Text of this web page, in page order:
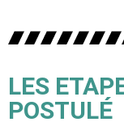
LES
POSTULÉ